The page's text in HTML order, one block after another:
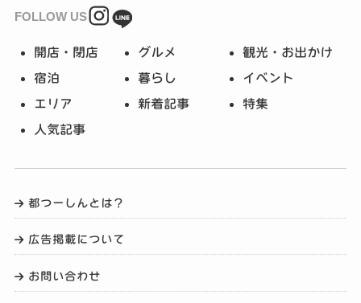
FOLLOW US
開店・閉店 グルメ 観光・お出かけ
宿泊 暮らし イベント
エリア 新着記事 特集
人気記事
都つーしんとは？
広告掲載について
お問い合わせ